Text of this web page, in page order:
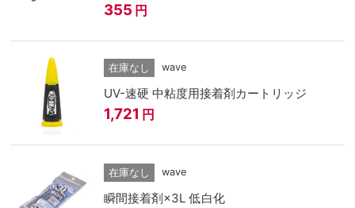
355 円
在庫なし wave
UV-速硬 中粘度用接着剤カートリッジ
1,721 円
在庫なし wave
瞬間接着剤×3L 低白化